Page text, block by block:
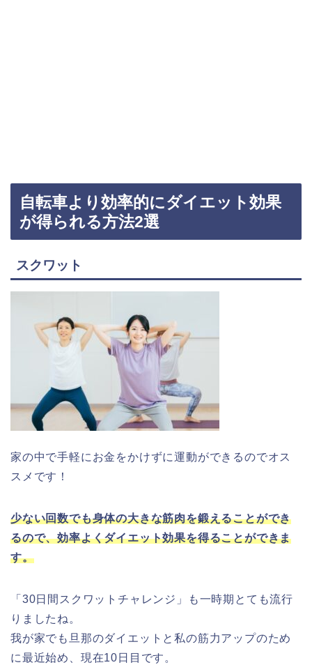
自転車より効率的にダイエット効果
が得られる方法2選
スクワット
家の中で手軽にお金をかけずに運動ができるのでオス
スメです！
少ない回数でも身体の大きな筋肉を鍛えることができ
るので、効率よくダイエット効果を得ることができま
す。
「30日間スクワットチャレンジ」も一時期とても流行
りましたね。
我が家でも旦那のダイエットと私の筋力アップのため
に最近始め、現在10日目です。